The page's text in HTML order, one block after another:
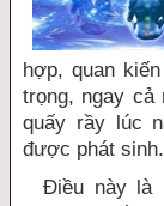
hợp, quan
trọng, ngay cả
quấy rầy lúc
được phát sinh.
Điều này là